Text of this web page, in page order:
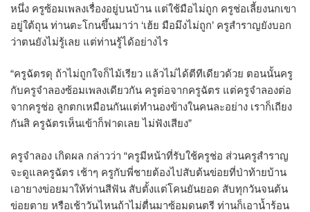
หนึ่ง ครูซ้อมเพลงเรื่องอยู่บนบ้าน แต่ใช้มือไม่ถูก ครูช่อเลี้ยงนกเขา
อยู่ใต้ถุน ท่านตะโกนขึ้นมาว่า ‘เฮ้ย มือมึงไม่ถูก’ ครูสำราญยังบอก
ว่าตนยังไม่รู้เลย แต่ท่านรู้ได้อย่างไร
“ครูฉัตรดุ ถ้าไม่ถูกใจก็ไม้เรียว แล้วไม่ได้ตีทีเดียวด้วย ตอนนั้นครู
กับครูจำลองซ้อมเพลงเดียวกัน ครูต่อจากครูฉัตร แต่ครูจำลองต่อ
จากครูช่อ ลูกตกเหมือนกันแต่ทำนองข้างในคนละอย่าง เราก็เถียง
กันสิ ครูฉัตรเห็นเข้าก็ฟาดเลย ไม่ฟังเสียง”
ครูจำลอง เกิดผล กล่าวว่า “ครูมีหน้าที่รับใช้ครูช่อ ส่วนครูสำราญ
จะดูแลครูฉัตร เช้าๆ ครูกับพี่ชายต้องไปสับต้นข่อยที่ป่าท้ายบ้าน
เอายางข่อยมาให้ท่านสีฟัน สับตั้งแต่โคนยันยอด สับทุกวันจนต้น
ข่อยตาย หรือเช้าวันไหนถ้าไม่ตื่นมาซ้อมดนตรี ท่านก็เอาน้ำร้อน